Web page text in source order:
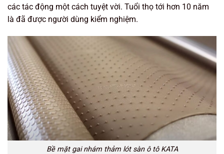
các tác động một cách tuyệt vời. Tuổi thọ tới hơn 10 năm
là đã được người dùng kiểm nghiệm.
Bề mặt gai nhám thảm lót sàn ô tô KATA